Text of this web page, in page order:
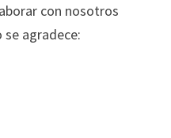
con nosotros
agradece: